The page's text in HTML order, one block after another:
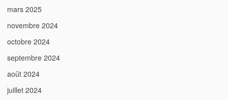
mars 2025
novembre 2024
octobre 2024
septembre 2024
août 2024
juillet 2024